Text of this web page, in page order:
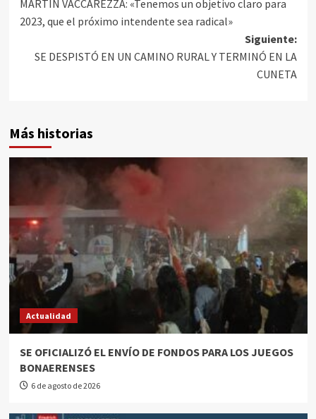
MARTÍN VACCAREZZA: «Tenemos un objetivo claro para
2023, que el próximo intendente sea radical»
Siguiente:
SE DESPISTÓ EN UN CAMINO RURAL Y TERMINÓ EN LA
CUNETA
Más historias
Actualidad
SE OFICIALIZÓ EL ENVÍO DE FONDOS PARA LOS JUEGOS
BONAERENSES
6 de agosto de 2026